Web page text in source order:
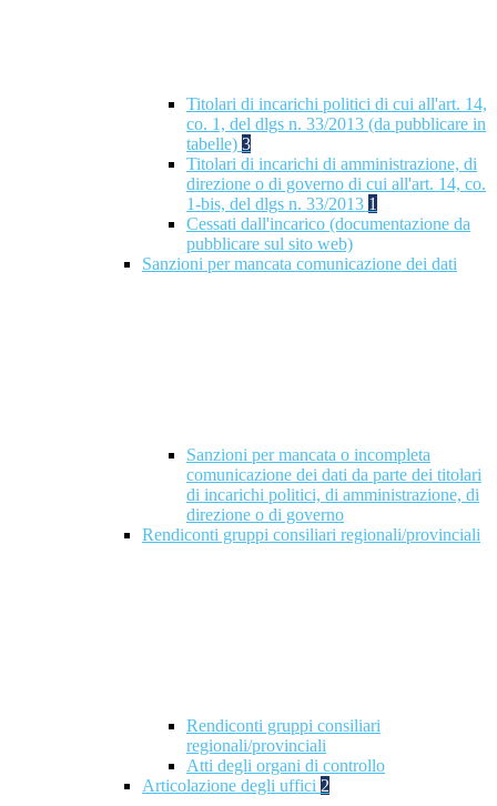
Titolari di incarichi politici di cui all'art. 14,
co. 1, del dlgs n. 33/2013 (da pubblicare in
tabelle) 3
Titolari di incarichi di amministrazione, di
direzione o di governo di cui all'art. 14, co.
1-bis, del dlgs n. 33/2013 1
Cessati dall'incarico (documentazione da
pubblicare sul sito web)
Sanzioni per mancata comunicazione dei dati
Sanzioni per mancata o incompleta
comunicazione dei dati da parte dei titolari
di incarichi politici, di amministrazione, di
direzione o di governo
Rendiconti gruppi consiliari regionali/provinciali
Rendiconti gruppi consiliari
regionali/provinciali
Atti degli organi di controllo
Articolazione degli uffici 2